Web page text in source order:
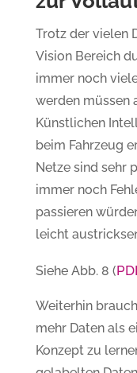
Trotz der vielen
Vision Bereich
immer noch
werden müssen
Künstlichen
beim Fahrzeug
Netze sind sehr
immer noch
passieren
leicht
Siehe Abb. 8 (
Weiterhin
mehr Daten als
Konzept zu